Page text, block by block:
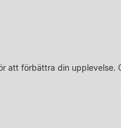
att förbättra din